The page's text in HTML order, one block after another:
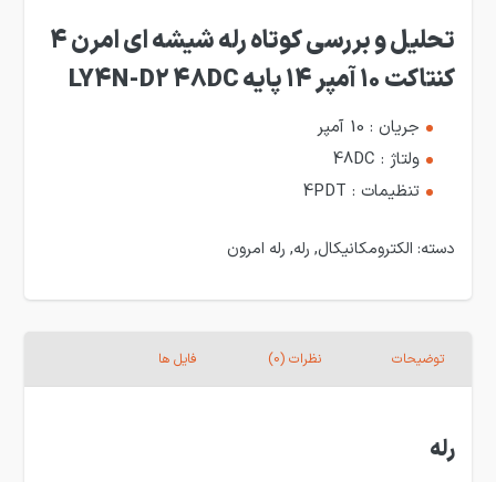
تحلیل و بررسی کوتاه رله شیشه ای امرن 4
کنتاکت 10 آمپر 14 پایه LY4N-D2 48DC
جریان : 10 آمپر
ولتاژ : 48DC
تنظیمات : 4PDT
دسته: الکترومکانیکال, رله, رله امرون
توضیحات نظرات (0) فایل ها
رله